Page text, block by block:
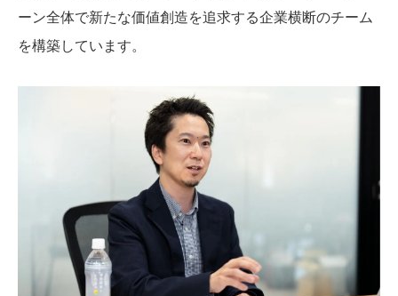
ーン全体で新たな価値創造を追求する企業横断のチーム
を構築しています。